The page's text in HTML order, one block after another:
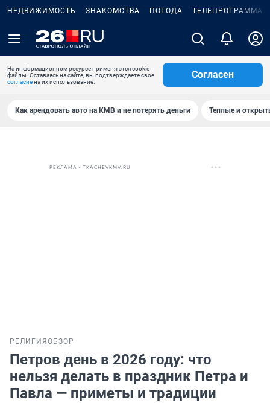
НЕДВИЖИМОСТЬ ЗНАКОМСТВА ПОГОДА ТЕЛЕПРОГРАММА
На информационном ресурсе применяются cookie-
файлы. Оставаясь на сайте, вы подтверждаете свое
согласиена их использование.
Согласен
Как арендовать авто на КМВ и не потерять деньги Теплые и
РЕКЛАМА • TKACHEVKMV.RU
РЕЛИГИЯ ОБЗОР
Петров день в 2026 году: что
нельзя делать в праздник Петра и
Павла — приметы и традиции